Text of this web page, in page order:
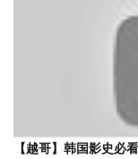
【越哥】韩国影史必